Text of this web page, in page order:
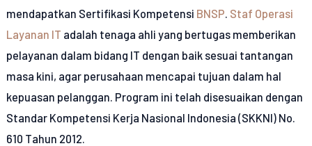
mendapatkan Sertifikasi Kompetensi BNSP Staf Operasi
Layanan IT adalah tenaga ahli yang bertugas memberikan
pelayanan dalam bidang IT dengan baik sesuai tantangan
masa kini, agar perusahaan mencapai tujuan dalam hal
kepuasan pelanggan. Program ini telah disesuaikan dengan
Standar Kompetensi Kerja Nasional Indonesia (SKKNI) No.
610 Tahun 2012.